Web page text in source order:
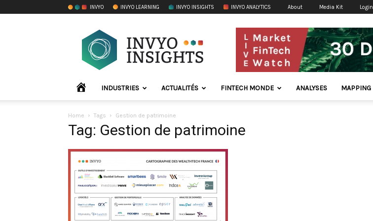
INVYO INVYO LEARNING INVYO INSIGHTS INVYO ANALYTICS About Media Kit Login
INVYO
Insights
France
ACCUEIL INDUSTRIES ACTUALITÉS FINTECH MONDE ANALYSES MAPPING
Home Tags Gestion de patrimoine
Tag: Gestion de patrimoine